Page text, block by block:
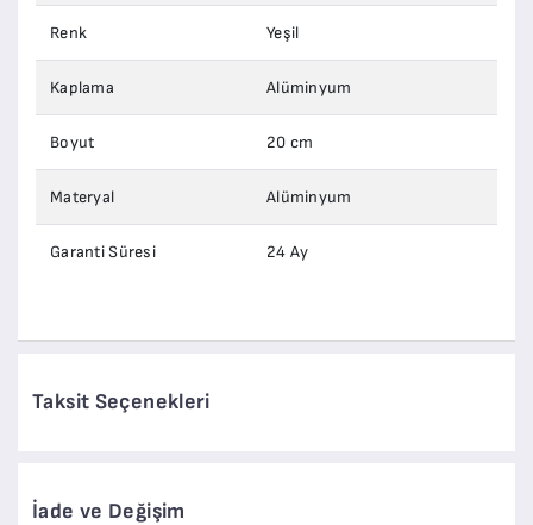
Renk Yeşil
Kaplama Alüminyum
Boyut 20 cm
Materyal Alüminyum
Garanti Süresi 24 Ay
Taksit Seçenekleri
İade ve Değişim